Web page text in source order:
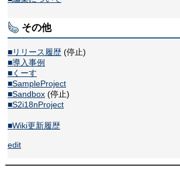
その他
■リリース履歴(停止)
■導入事例
■くーす
■SampleProject
■Sandbox(停止)
■S2i18nProject
■Wiki更新履歴
edit